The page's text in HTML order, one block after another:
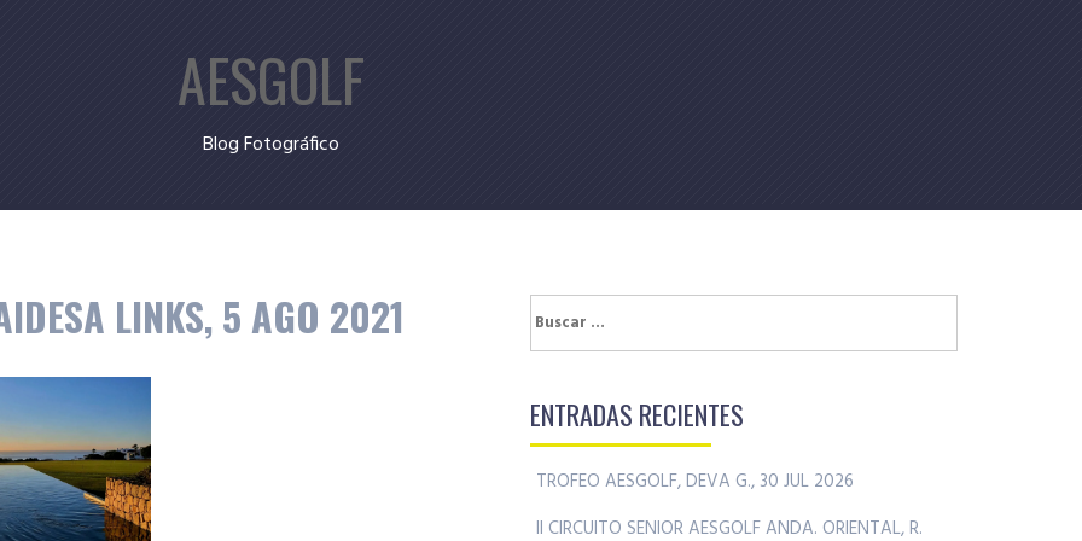
AESGOLF
Blog Fotográfico
LINKS, 5 AGO 2021 Buscar:
ENTRADAS RECIENTES
TROFEO AESGOLF, DEVA G., 30 JUL 2026
II CIRCUITO SENIOR AESGOLF ANDA. ORIENTAL, R.